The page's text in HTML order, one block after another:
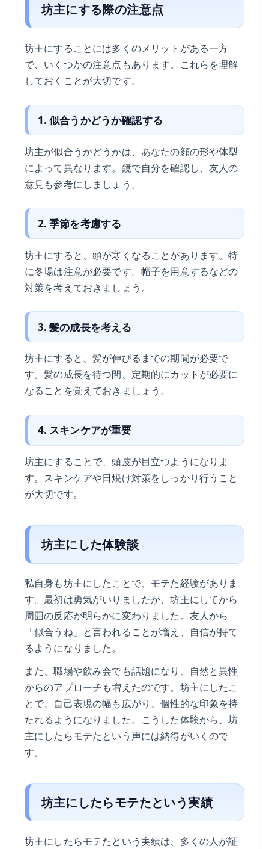
坊主にする際の注意点
坊主にすることには多くのメリットがある一方
で、いくつかの注意点もあります。これらを理解
しておくことが大切です。
1. 似合うかどうか確認する
坊主が似合うかどうかは、あなたの顔の形や体型
によって異なります。鏡で自分を確認し、友人の
意見も参考にしましょう。
2. 季節を考慮する
坊主にすると、頭が寒くなることがあります。特
に冬場は注意が必要です。帽子を用意するなどの
対策を考えておきましょう。
3. 髪の成長を考える
坊主にすると、髪が伸びるまでの期間が必要で
す。髪の成長を待つ間、定期的にカットが必要に
なることを覚えておきましょう。
4. スキンケアが重要
坊主にすることで、頭皮が目立つようになりま
す。スキンケアや日焼け対策をしっかり行うこと
が大切です。
坊主にした体験談
私自身も坊主にしたことで、モテた経験がありま
す。最初は勇気がいりましたが、坊主にしてから
周囲の反応が明らかに変わりました。友人から
「似合うね」と言われることが増え、自信が持て
るようになりました。
また、職場や飲み会でも話題になり、自然と異性
からのアプローチも増えたのです。坊主にしたこ
とで、自己表現の幅も広がり、個性的な印象を持
たれるようになりました。こうした体験から、坊
主にしたらモテたという声には納得がいくので
す。
坊主にしたらモテたという実績
坊主にしたらモテたという実績は、多くの人が証